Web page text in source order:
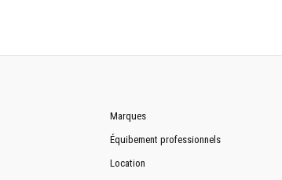
Marques
Équibement professionnels
Location